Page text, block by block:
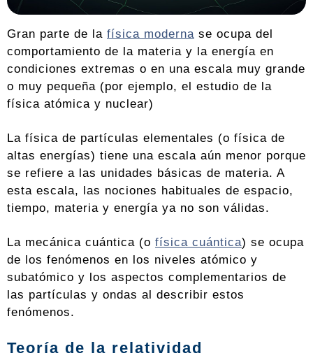
Gran parte de la física moderna se ocupa del
comportamiento de la materia y la energía en
condiciones extremas o en una escala muy grande
o muy pequeña (por ejemplo, el estudio de la
física atómica y nuclear)
La física de partículas elementales (o física de
altas energías) tiene una escala aún menor porque
se refiere a las unidades básicas de materia. A
esta escala, las nociones habituales de espacio,
tiempo, materia y energía ya no son válidas.
La mecánica cuántica (o física cuántica) se ocupa
de los fenómenos en los niveles atómico y
subatómico y los aspectos complementarios de
las partículas y ondas al describir estos
fenómenos.
Teoría de la relatividad